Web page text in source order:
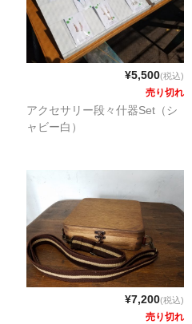
¥5,500(税込)
売り切れ
アクセサリー段々什器Set（シ
ャビー白）
¥7,200(税込)
売り切れ